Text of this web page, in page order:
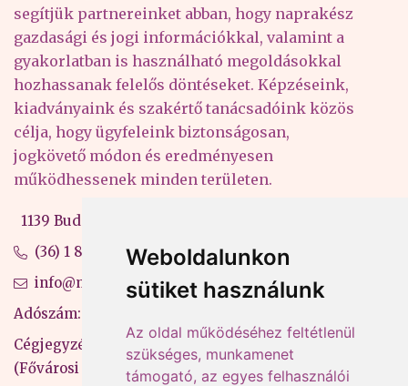
Weboldalunkon
sütiket használunk
Az oldal működéséhez feltétlenül
szükséges, munkamenet
támogató, az egyes felhasználói
segítjük partnereinket abban, hogy naprakész
gazdasági és jogi információkkal, valamint a
gyakorlatban is használható megoldásokkal
hozhassanak felelős döntéseket. Képzéseink,
kiadványaink és szakértő tanácsadóink közös
célja, hogy ügyfeleink biztonságosan,
jogkövető módon és eredményesen
működhessenek minden területen.
1139 Budapest, Váci út 99-105. 4. em.
(36) 1 880 76 00
info@mprx.hu
Adószám: 13598145-2-41
Cégjegyzékszám: 01-09-883770
(Fővárosi Bíróság)